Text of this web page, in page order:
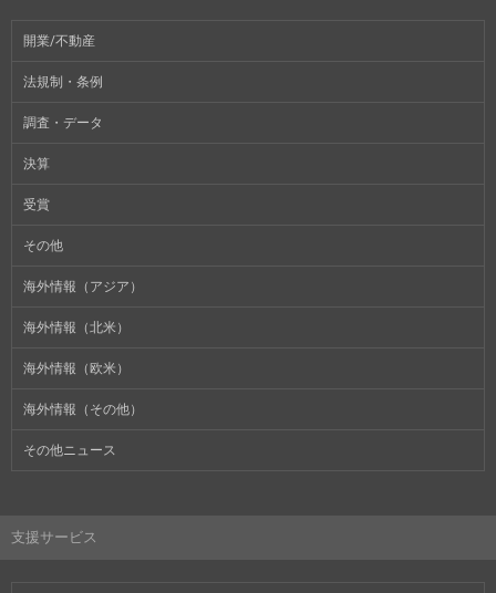
開業/不動産
法規制・条例
調査・データ
決算
受賞
その他
海外情報（アジア）
海外情報（北米）
海外情報（欧米）
海外情報（その他）
その他ニュース
支援サービス